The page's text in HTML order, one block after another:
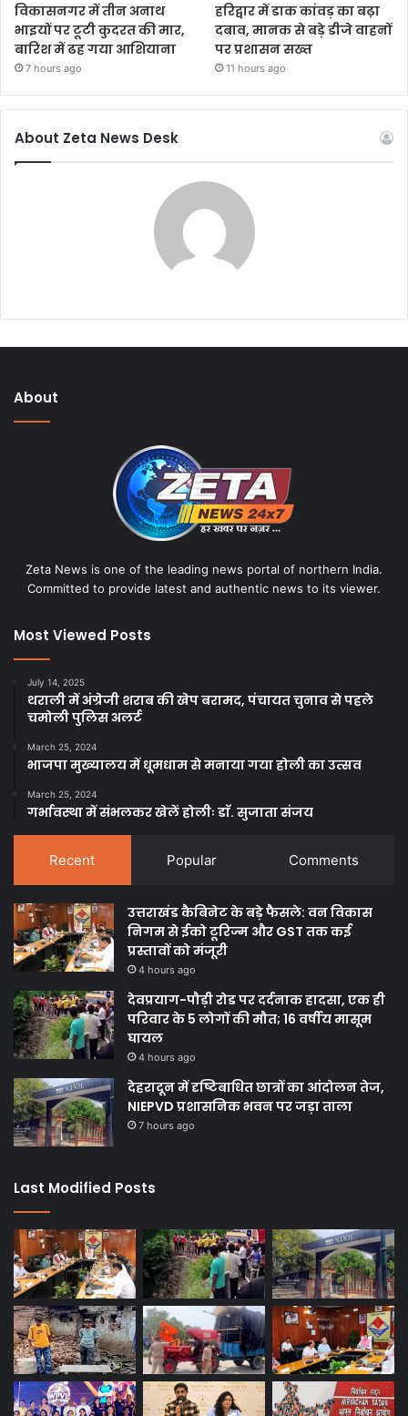
विकासनगर में तीन अनाथ
भाइयों पर टूटी कुदरत की मार,
बारिश में ढह गया आशियाना
7 hours ago
हरिद्वार में डाक कांवड़ का बढ़ा
दबाव, मानक से बड़े डीजे वाहनों
पर प्रशासन सख्त
11 hours ago
About Zeta News Desk
About
Zeta News is one of the leading news portal of northern India.
Committed to provide latest and authentic news to its viewer.
Most Viewed Posts
July 14, 2025
थराली में अंग्रेजी शराब की खेप बरामद, पंचायत चुनाव से पहले
चमोली पुलिस अलर्ट
March 25, 2024
भाजपा मुख्यालय में धूमधाम से मनाया गया होली का उत्सव
March 25, 2024
गर्भावस्था में संभलकर खेलें होलीः डाॅ. सुजाता संजय
Recent Popular Comments
उत्तराखंड कैबिनेट के बड़े फैसले: वन विकास
निगम से ईको टूरिज्म और GST तक कई
प्रस्तावों को मंजूरी
4 hours ago
देवप्रयाग-पौड़ी रोड पर दर्दनाक हादसा, एक ही
परिवार के 5 लोगों की मौत; 16 वर्षीय मासूम
घायल
4 hours ago
देहरादून में दृष्टिबाधित छात्रों का आंदोलन तेज,
NIEPVD प्रशासनिक भवन पर जड़ा ताला
7 hours ago
Last Modified Posts